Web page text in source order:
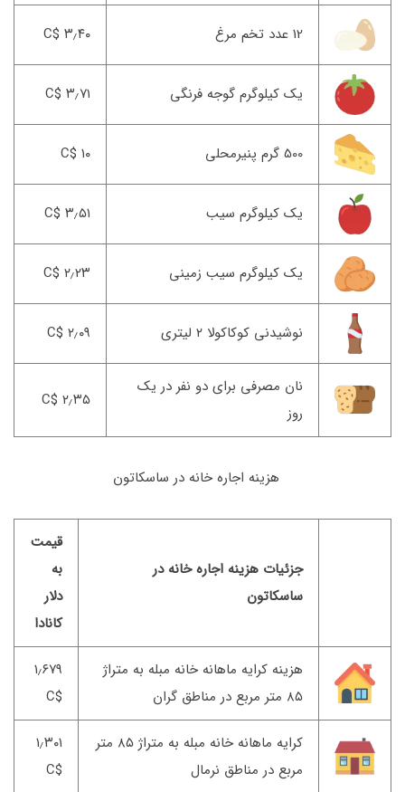
12 عدد تخم مرغ ۳٫۴۰ $C
یک کیلوگرم گوجه فرنگی ۳٫۷۱ $C
500 گرم پنیرمحلی ۱۰ $C
یک کیلوگرم سیب ۳٫۵۱ $C
یک کیلوگرم سیب زمینی ۲٫۲۳ $C
نوشیدنی کوکاکولا ۲ لیتری ۲٫۰۹ $C
نان مصرفی برای دو نفر در یک
روز
۲٫۳۵ $C
هزینه اجاره خانه در ساسکاتون
جزئیات هزینه اجاره خانه در
ساسکاتون
قیمت
به
دلار
کانادا
هزینه کرایه ماهانه خانه مبله به متراژ
۸۵ متر مربع در مناطق گران
۱٫۶۷۹
$C
کرایه ماهانه خانه مبله به متراژ ۸۵ متر
مربع در مناطق نرمال
۱٫۳۰۱
$C